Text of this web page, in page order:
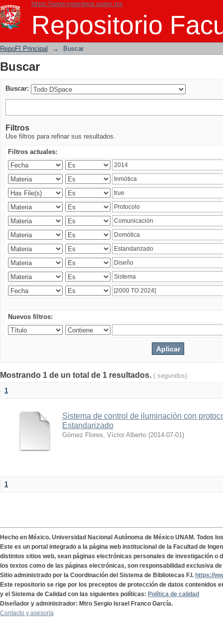
https://www.ingenieria.unam.mx
Repositorio
Buscar
RepoFI Principal → Buscar
Buscar
Buscar:
Filtros
Use filtros para refinar sus resultados.
Filtros actuales:
Nuevos filtros:
Mostrando 1 de un total de 1 resultados. ( segundos)
1
Sistema de control de iluminación con
Estandarizado
Gómez Flores, Víctor Alberto (2014-07-01)
1
Hecho en México. Universidad Nacional Autónoma de México UNAM. Todos
Este es un portal integrado a la página web institucional de la Facultad de
distintos sitios web, sean páginas electrónicas personales de investigación o
los textos como de las páginas electrónicas, son responsabilidad exclusiva
Sitio administrado por la Coordinación del Sistema de Bibliotecas F.I. https://
Este repositorio se rige por los preceptos de protección de datos contenidos
y el Sistema de Calidad con las siguientes políticas: Política de calidad
Diseñador y administrador: Mtro Sergio Israel Franco García.
Contacto y asesoría